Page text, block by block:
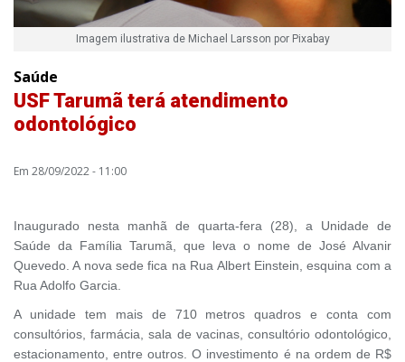
Imagem ilustrativa de Michael Larsson por Pixabay
Saúde
USF Tarumã terá atendimento
odontológico
Em 28/09/2022 - 11:00
Inaugurado nesta manhã de quarta-fera (28), a Unidade de
Saúde da Família Tarumã, que leva o nome de José Alvanir
Quevedo. A nova sede fica na Rua Albert Einstein, esquina com a
Rua Adolfo Garcia.
A unidade tem mais de 710 metros quadros e conta com
consultórios, farmácia, sala de vacinas, consultório odontológico,
estacionamento, entre outros. O investimento é na ordem de R$